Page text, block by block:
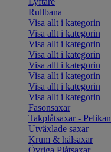
Rullbana
Visa allt i kategorin
Visa allt i kategorin
Visa allt i kategorin
Visa allt i kategorin
Visa allt i kategorin
Visa allt i kategorin
Visa allt i kategorin
Visa allt i kategorin
Fasonsaxar
Takplåtsaxar - Pelikan
Utväxlade saxar
Krum & hålsaxar
Övriga Plåtsaxar